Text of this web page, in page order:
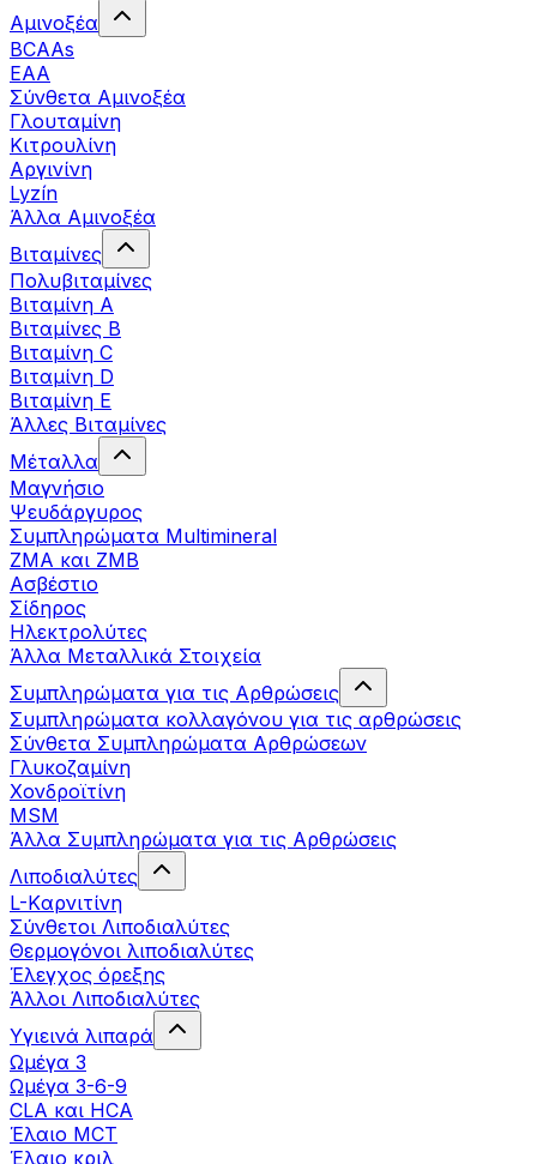
Αμινοξέα
BCAAs
EAA
Σύνθετα Αμινοξέα
Γλουταμίνη
Κιτρουλίνη
Αργινίνη
Lyzín
Άλλα Αμινοξέα
Βιταμίνες
Πολυβιταμίνες
Βιταμίνη Α
Βιταμίνες Β
Βιταμίνη C
Βιταμίνη D
Βιταμίνη Ε
Άλλες Βιταμίνες
Μέταλλα
Μαγνήσιο
Ψευδάργυρος
Συμπληρώματα Multimineral
ZMA και ZMB
Ασβέστιο
Σίδηρος
Ηλεκτρολύτες
Άλλα Mεταλλικά Στοιχεία
Συμπληρώματα για τις Αρθρώσεις
Συμπληρώματα κολλαγόνου για τις αρθρώσεις
Σύνθετα Συμπληρώματα Αρθρώσεων
Γλυκοζαμίνη
Χονδροϊτίνη
MSM
Άλλα Συμπληρώματα για τις Αρθρώσεις
Λιποδιαλύτες
L-Kαρνιτίνη
Σύνθετοι Λιποδιαλύτες
Θερμογόνοι λιποδιαλύτες
Έλεγχος όρεξης
Άλλοι Λιποδιαλύτες
Υγιεινά λιπαρά
Ωμέγα 3
Ωμέγα 3-6-9
CLA και HCA
Έλαιο MCT
Έλαιο κριλ